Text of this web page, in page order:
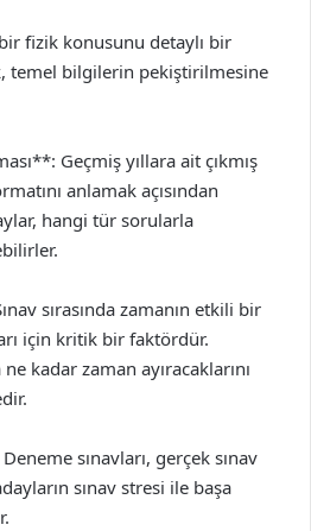
fizik konusunu detaylı bir
temel bilgilerin pekiştirilmesine
Geçmiş yıllara ait çıkmış
anlamak açısından
hangi tür sorularla
sırasında zamanın etkili bir
için kritik bir faktördür.
kadar zaman ayıracaklarını
sınavları, gerçek sınav
sınav stresi ile başa